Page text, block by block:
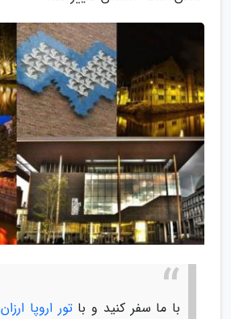
با ما سفر کنید و باتور اروپا ارزان